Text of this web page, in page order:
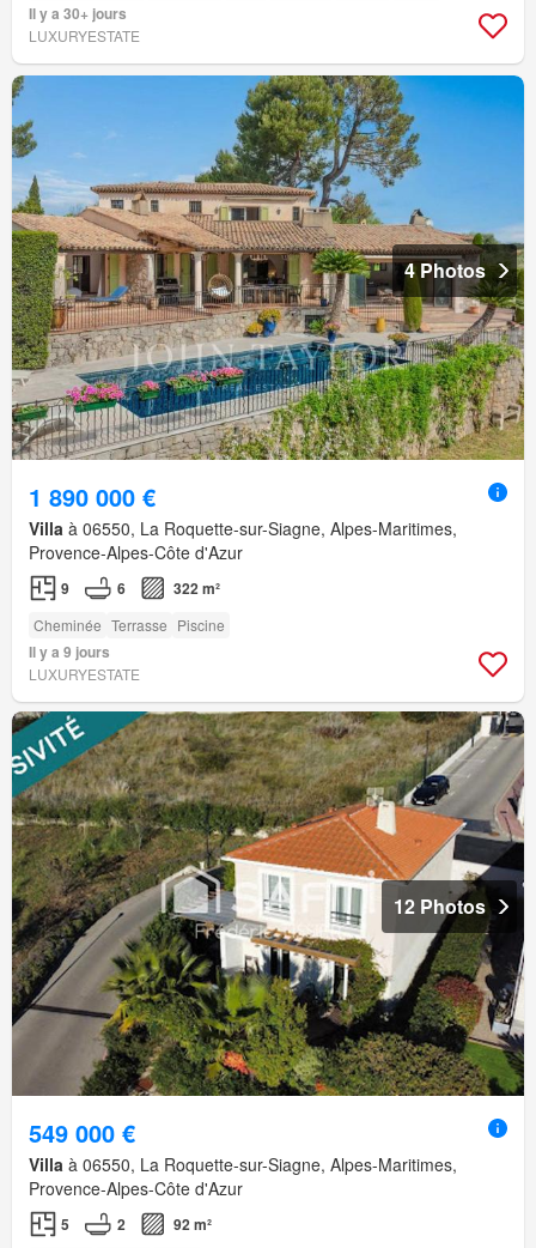
Il y a 30+ jours
LUXURYESTATE
4 Photos
1 890 000 €
Villa à 06550, La Roquette-sur-Siagne, Alpes-Maritimes,
Provence-Alpes-Côte d'Azur
9 6 322 m²
Cheminée Terrasse Piscine
Il y a 9 jours
LUXURYESTATE
12 Photos
549 000 €
Villa à 06550, La Roquette-sur-Siagne, Alpes-Maritimes,
Provence-Alpes-Côte d'Azur
5 2 92 m²